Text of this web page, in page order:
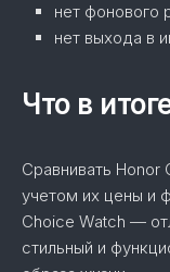
нет фонового
нет выхода в
Что в
Сравнивать
учетом их цены и
Choice Watch —
стильный и